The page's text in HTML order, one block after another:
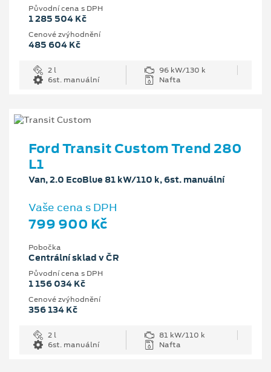
Původní cena s DPH
1 285 504 Kč
Cenové zvýhodnění
485 604 Kč
2 l
96 kW/130 k
6st. manuální
Nafta
Ford Transit Custom Trend 280
L1
Van, 2.0 EcoBlue 81 kW/110 k, 6st. manuální
Vaše cena s DPH
799 900 Kč
Pobočka
Centrální sklad v ČR
Původní cena s DPH
1 156 034 Kč
Cenové zvýhodnění
356 134 Kč
2 l
81 kW/110 k
6st. manuální
Nafta